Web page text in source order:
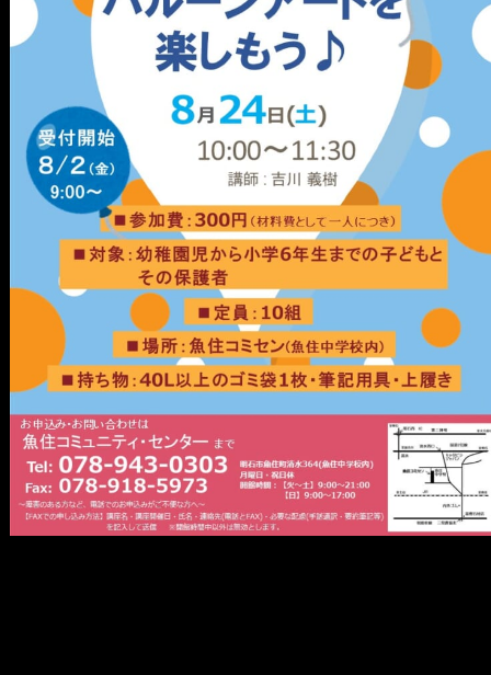
メ
イ
ン
コ
ン
テ
ン
ツ
移
動